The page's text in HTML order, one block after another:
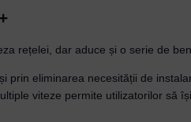
rețelei, dar aduce și o serie de
prin eliminarea necesității de
viteze permite utilizatorilor să